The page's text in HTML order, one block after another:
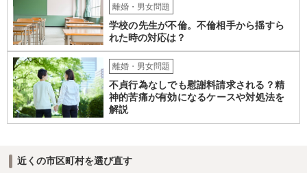
離婚・男女問題
学校の先生が不倫。不倫相手から揺すら
れた時の対応は？
離婚・男女問題
不貞行為なしでも慰謝料請求される？精
神的苦痛が有効になるケースや対処法を
解説
近くの市区町村を選び直す